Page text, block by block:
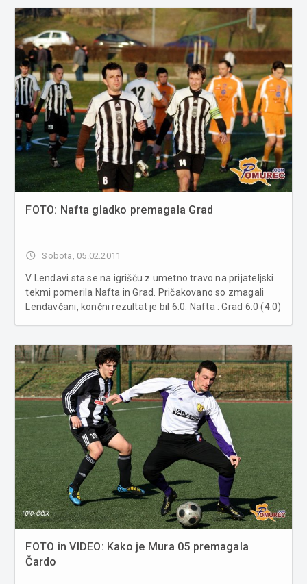
FOTO: Nafta gladko premagala Grad
access_time Sobota, 05.02.2011
V Lendavi sta se na igrišču z umetno travo na prijateljski
tekmi pomerila Nafta in Grad. Pričakovano so zmagali
Lendavčani, končni rezultat je bil 6:0. Nafta : Grad 6:0 (4:0)
FOTO in VIDEO: Kako je Mura 05 premagala
Čardo